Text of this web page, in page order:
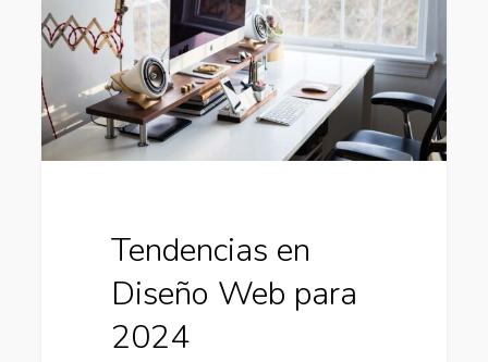
para
Tendencias en
Diseño Web para
2024